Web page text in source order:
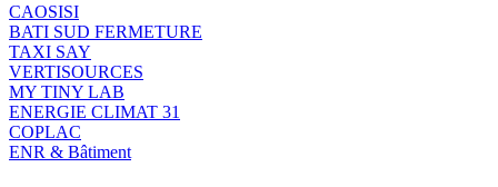
CAOSISI
BATI SUD FERMETURE
TAXI SAY
VERTISOURCES
MY TINY LAB
ENERGIE CLIMAT 31
COPLAC
ENR & Bâtiment